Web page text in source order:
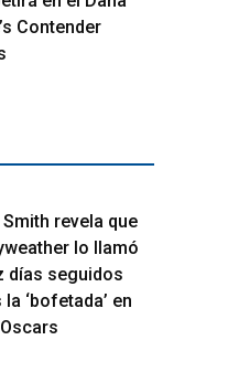
Contender
revela que
lo llamó
días seguidos
‘bofetada’ en